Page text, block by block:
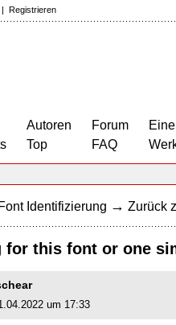
| Registrieren
Autoren
Top
Forum
FAQ
Font Identifizierung → Zurück
for this font or one
um 17:33